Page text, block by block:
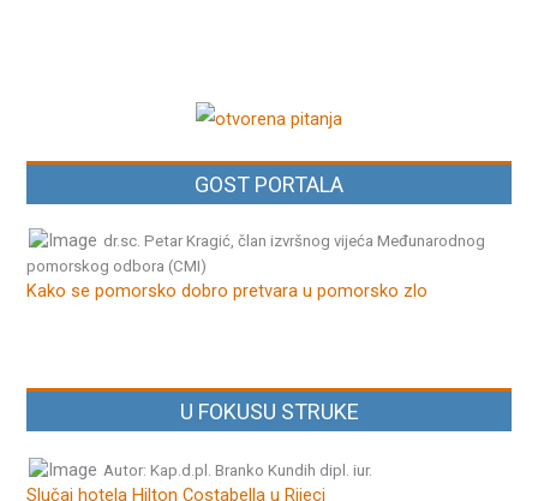
GOST PORTALA
dr.sc. Petar Kragić, član izvršnog vijeća Međunarodnog
pomorskog odbora (CMI)
Kako se pomorsko dobro pretvara u pomorsko zlo
U FOKUSU STRUKE
Autor: Kap.d.pl. Branko Kundih dipl. iur.
Slučaj hotela Hilton Costabella u Rijeci